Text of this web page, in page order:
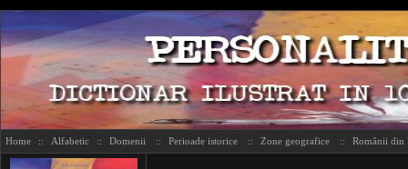
Home :: Alfabetic :: Domenii :: Perioade istorice :: Zone geografice :: Românii din